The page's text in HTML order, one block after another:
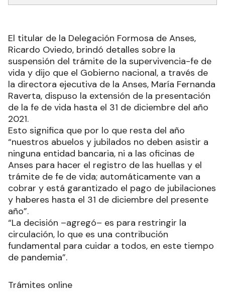
El titular de la Delegación Formosa de Anses,
Ricardo Oviedo, brindó detalles sobre la
suspensión del trámite de la supervivencia-fe de
vida y dijo que el Gobierno nacional, a través de
la directora ejecutiva de la Anses, María Fernanda
Raverta, dispuso la extensión de la presentación
de la fe de vida hasta el 31 de diciembre del año
2021.
Esto significa que por lo que resta del año
“nuestros abuelos y jubilados no deben asistir a
ninguna entidad bancaria, ni a las oficinas de
Anses para hacer el registro de las huellas y el
trámite de fe de vida; automáticamente van a
cobrar y está garantizado el pago de jubilaciones
y haberes hasta el 31 de diciembre del presente
año”.
“La decisión –agregó– es para restringir la
circulación, lo que es una contribución
fundamental para cuidar a todos, en este tiempo
de pandemia”.
Trámites online